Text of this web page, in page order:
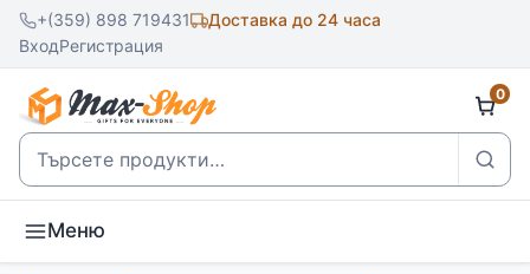
+(359) 898 719431
Доставка до 24 часа
ВходРегистрация
Търсене
0
Меню